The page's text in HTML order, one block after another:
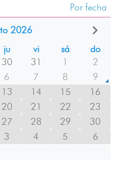
Por fecha
2026
ju vi sá
do
30 31 1
2
6 7 8
9
13 14 15
16
20 21 22
23
27 28 29
30
3 4 5 6